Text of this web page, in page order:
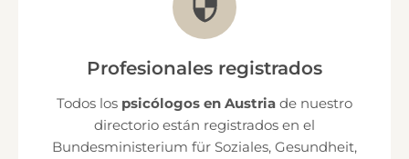
Profesionales registrados
Todos los psicólogos en Austria de nuestro
directorio están registrados en el
Bundesministerium für Soziales, Gesundheit,